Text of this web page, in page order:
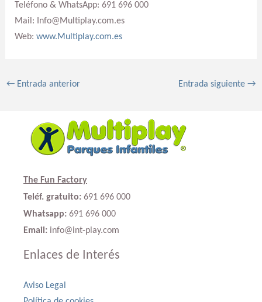
Teléfono & WhatsApp: 691 696 000
Mail: Info@Multiplay.com.es
Web: www.Multiplay.com.es
←Entrada anterior Entrada siguiente→
The Fun Factory
Teléf. gratuito: 691 696 000
Whatsapp: 691 696 000
Email: info@int-play.com
Enlaces de Interés
Aviso Legal